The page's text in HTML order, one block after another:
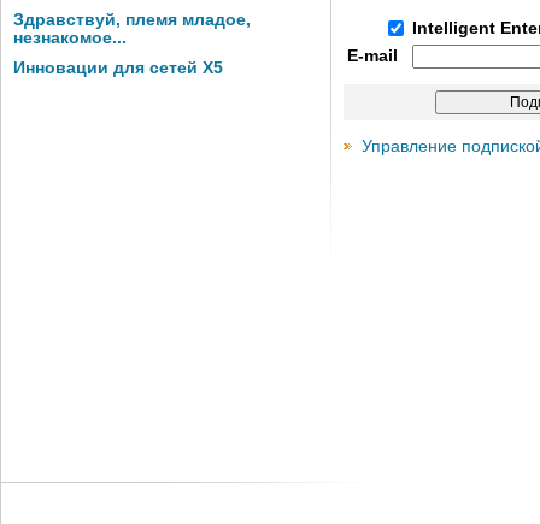
Здравствуй, племя младое,
незнакомое...
Инновации для сетей X5
Intelligent
E-mail
Управление